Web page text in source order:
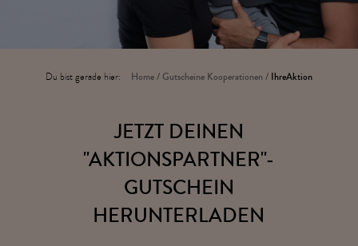
Du bist gerade hier: Home/Gutscheine Kooperationen/ IhreAktion
JETZT DEINEN
"AKTIONSPARTNER"-
GUTSCHEIN
HERUNTERLADEN